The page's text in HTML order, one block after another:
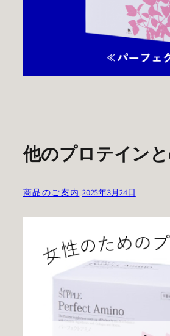
他のプロテイン
商品のご案内·2025年3月24日